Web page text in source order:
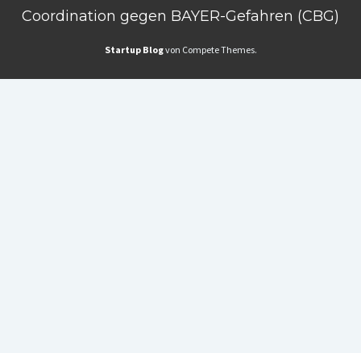
Coordination gegen BAYER-Gefahren (CBG)
Startup Blogvon Compete Themes.